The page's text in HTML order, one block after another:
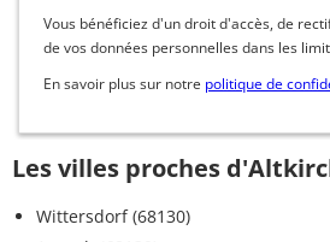
Vous bénéficiez d'un droit d'accès, de
de vos données personnelles dans les
En savoir plus sur notre politique de
Les villes proches
Wittersdorf (68130)